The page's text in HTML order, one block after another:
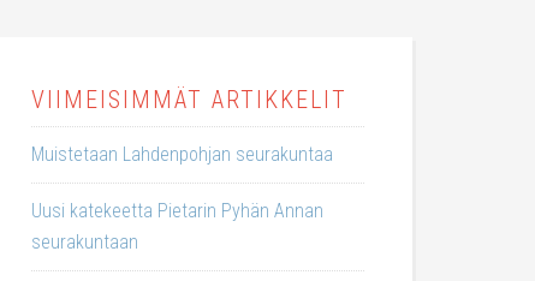
VIIMEISIMMÄT ARTIKKELIT
Muistetaan Lahdenpohjan seurakuntaa
Uusi katekeetta Pietarin Pyhän Annan
seurakuntaan